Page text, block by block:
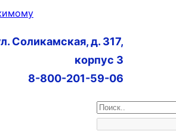
Соликамская, д. 317,
корпус 3
8-800-201-59-06